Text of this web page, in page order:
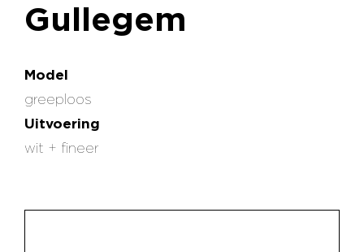
Gullegem
Model
greeploos
Uitvoering
wit + fineer